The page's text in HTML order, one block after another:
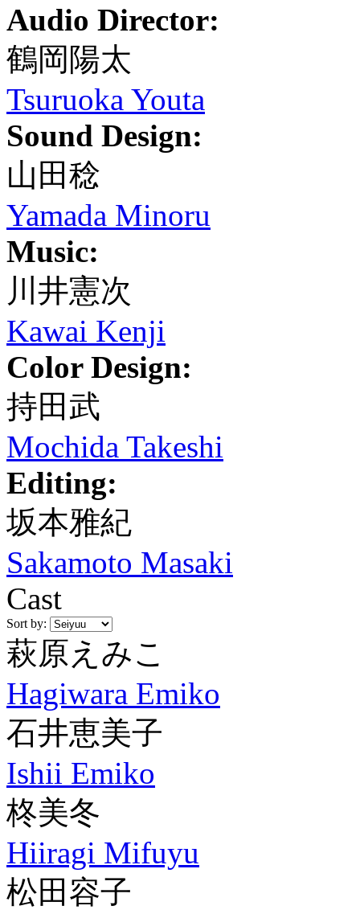
Audio Director:
鶴岡陽太
Tsuruoka Youta
Sound Design:
山田稔
Yamada Minoru
Music:
川井憲次
Kawai Kenji
Color Design:
持田武
Mochida Takeshi
Editing:
坂本雅紀
Sakamoto Masaki
Cast
Sort by:
萩原えみこ
Hagiwara Emiko
石井恵美子
Ishii Emiko
柊美冬
Hiiragi Mifuyu
松田容子